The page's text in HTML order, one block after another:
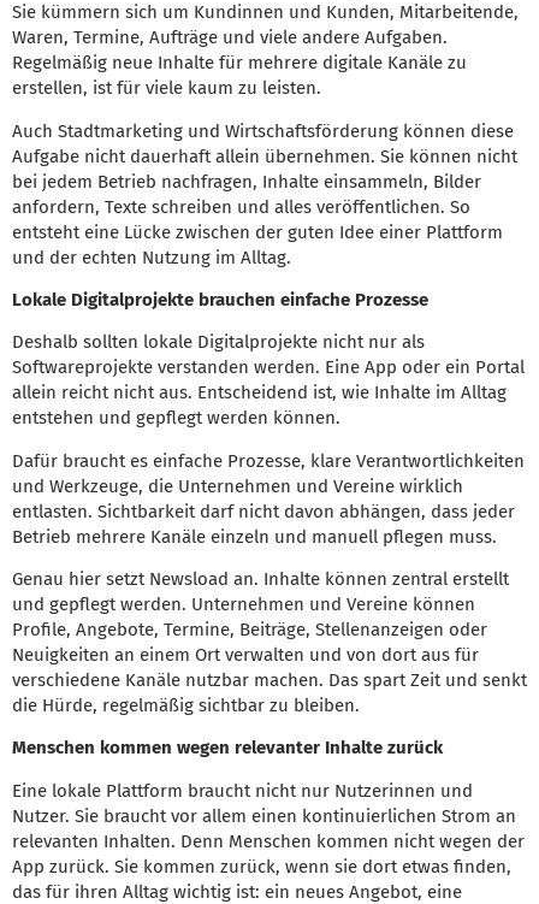
Sie kümmern sich um Kundinnen und Kunden, Mitarbeitende,
Waren, Termine, Aufträge und viele andere Aufgaben.
Regelmäßig neue Inhalte für mehrere digitale Kanäle zu
erstellen, ist für viele kaum zu leisten.
Auch Stadtmarketing und Wirtschaftsförderung können diese
Aufgabe nicht dauerhaft allein übernehmen. Sie können nicht
bei jedem Betrieb nachfragen, Inhalte einsammeln, Bilder
anfordern, Texte schreiben und alles veröffentlichen. So
entsteht eine Lücke zwischen der guten Idee einer Plattform
und der echten Nutzung im Alltag.
Lokale Digitalprojekte brauchen einfache Prozesse
Deshalb sollten lokale Digitalprojekte nicht nur als
Softwareprojekte verstanden werden. Eine App oder ein Portal
allein reicht nicht aus. Entscheidend ist, wie Inhalte im Alltag
entstehen und gepflegt werden können.
Dafür braucht es einfache Prozesse, klare Verantwortlichkeiten
und Werkzeuge, die Unternehmen und Vereine wirklich
entlasten. Sichtbarkeit darf nicht davon abhängen, dass jeder
Betrieb mehrere Kanäle einzeln und manuell pflegen muss.
Genau hier setzt Newsload an. Inhalte können zentral erstellt
und gepflegt werden. Unternehmen und Vereine können
Profile, Angebote, Termine, Beiträge, Stellenanzeigen oder
Neuigkeiten an einem Ort verwalten und von dort aus für
verschiedene Kanäle nutzbar machen. Das spart Zeit und senkt
die Hürde, regelmäßig sichtbar zu bleiben.
Menschen kommen wegen relevanter Inhalte zurück
Eine lokale Plattform braucht nicht nur Nutzerinnen und
Nutzer. Sie braucht vor allem einen kontinuierlichen Strom an
relevanten Inhalten. Denn Menschen kommen nicht wegen der
App zurück. Sie kommen zurück, wenn sie dort etwas finden,
das für ihren Alltag wichtig ist: ein neues Angebot, eine